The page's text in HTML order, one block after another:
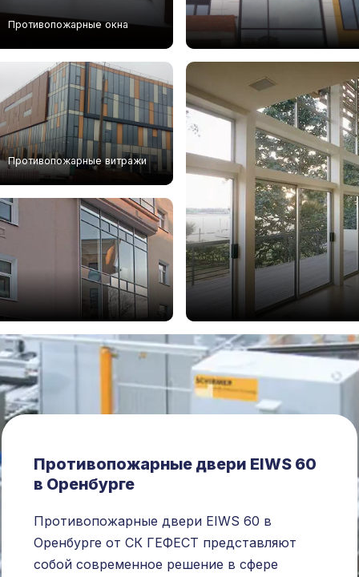
Противопожарные окна
Противопожарные витражи
Противопожарные двери EIWS 60
в Оренбурге
Противопожарные двери EIWS 60 в
Оренбурге от СК ГЕФЕСТ представляют
собой современное решение в сфере